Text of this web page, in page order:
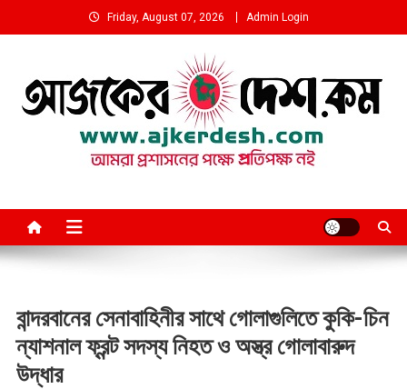
to
Friday, August 07, 2026 Admin Login
বান্দরবানের সেনাবাহিনীর সাথে গোলাগুলিতে কুকি-চিন
ন্যাশনাল ফ্রন্ট সদস্য নিহত ও অস্ত্র গোলাবারুদ
উদ্ধার